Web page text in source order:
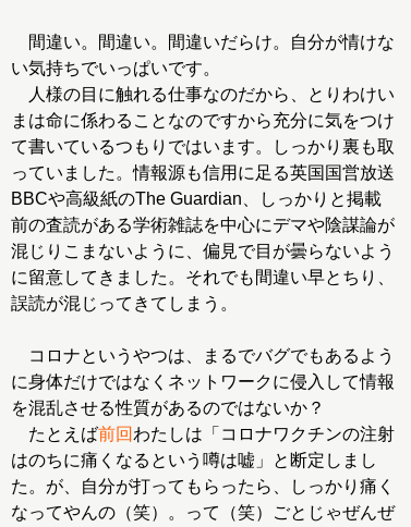
間違い。間違い。間違いだらけ。自分が情けな
い気持ちでいっぱいです。
人様の目に触れる仕事なのだから、とりわけい
まは命に係わることなのですから充分に気をつけ
て書いているつもりではいます。しっかり裏も取
っていました。情報源も信用に足る英国国営放送
BBCや高級紙のThe Guardian、しっかりと掲載
前の査読がある学術雑誌を中心にデマや陰謀論が
混じりこまないように、偏見で目が曇らないよう
に留意してきました。それでも間違い早とちり、
誤読が混じってきてしまう。
コロナというやつは、まるでバグでもあるよう
に身体だけではなくネットワークに侵入して情報
を混乱させる性質があるのではないか？
たとえば前回 わたしは「コロナワクチンの注射
はのちに痛くなるという噂は嘘」と断定しまし
た。が、自分が打ってもらったら、しっかり痛く
なってやんの（笑）。って（笑）ごとじゃぜんぜ